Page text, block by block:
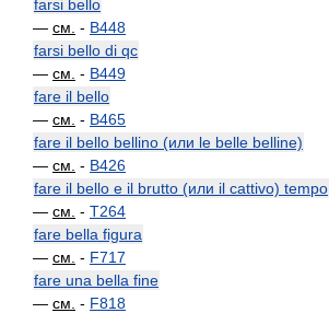
farsi bello
— см. - B448
farsi bello di qc
— см. - B449
fare il bello
— см. - B465
fare il bello bellino (или le belle belline)
— см. - B426
fare il bello e il brutto (или il cattivo) tempo
— см. - T264
fare bella figura
— см. - F717
fare una bella fine
— см. - F818